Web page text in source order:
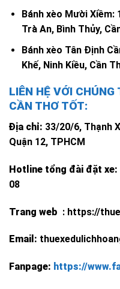
Bánh xèo Mười Xiềm:
Trà An, Bình Thủy,
Bánh xèo Tân Định
Khế, Ninh Kiều, Cần
LIÊN HỆ VỚI
CẦN THƠ TỐT:
Địa chỉ: 33/20/6, Thạnh
Quận 12, TPHCM
Hotline tổng đài đặt xe:
08
Trang web : https://
Email:
Fanpage: https://